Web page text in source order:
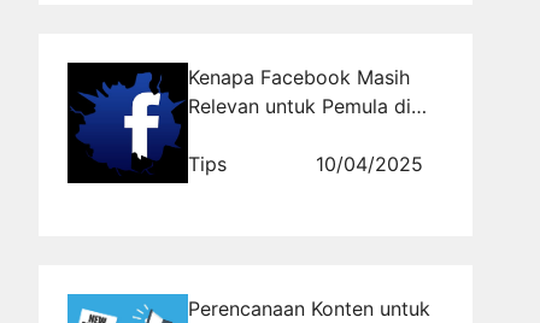
Kenapa Facebook Masih
Relevan untuk Pemula di
Tips
10/04/2025
Perencanaan Konten untuk